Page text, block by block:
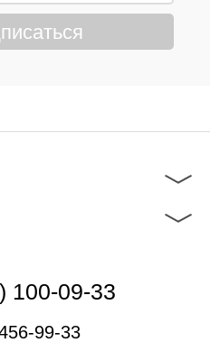
100-09-33
99-33